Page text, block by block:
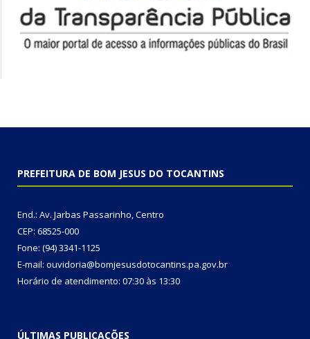
PREFEITURA DE BOM JESUS DO TOCANTINS
End.: Av. Jarbas Passarinho, Centro
CEP: 68525-000
Fone: (94) 3341-1125
E-mail: ouvidoria@bomjesusdotocantins.pa.gov.br
Horário de atendimento: 07:30 às 13:30
ÚLTIMAS PUBLICAÇÕES